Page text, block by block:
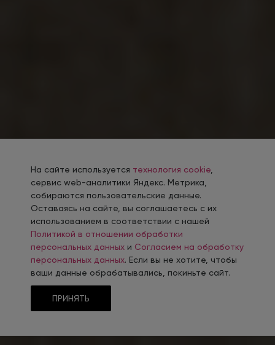
На сайте используется технология cookie
сервис web-аналитики Яндекс. Метрика,
собираются пользовательские данные.
Оставаясь на сайте, вы соглашаетесь с их
использованием в соответствии с нашей
Политикой в отношении обработки
персональных данных и Согласием на обработку
персональных данных. Если вы не хотите, чтобы
ваши данные обрабатывались, покиньте сайт.
ПРИНЯТЬ